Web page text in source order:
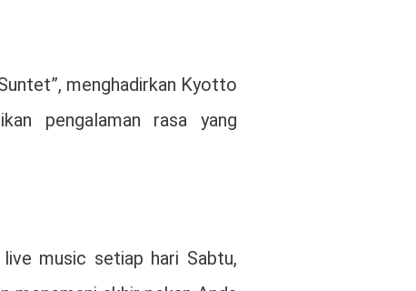
menghadirkan Kyotto
pengalaman rasa yang
live music setiap hari Sabtu,